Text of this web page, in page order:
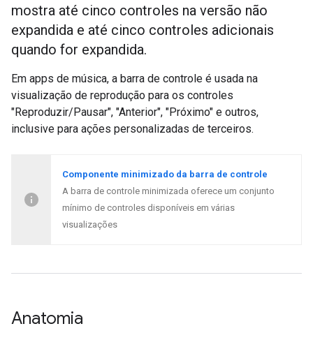
mostra até cinco controles na versão não
expandida e até cinco controles adicionais
quando for expandida.
Em apps de música, a barra de controle é usada na
visualização de reprodução para os controles
"Reproduzir/Pausar", "Anterior", "Próximo" e outros,
inclusive para ações personalizadas de terceiros.
Componente minimizado da barra de controle
A barra de controle minimizada oferece um conjunto
mínimo de controles disponíveis em várias
visualizações
Anatomia